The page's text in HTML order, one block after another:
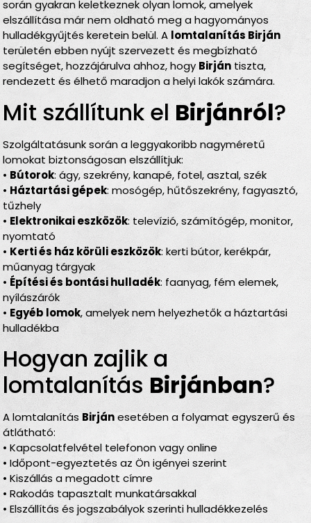
során gyakran keletkeznek olyan lomok, amelyek
elszállítása már nem oldható meg a hagyományos
hulladékgyűjtés keretein belül. A lomtalanítás Birján
területén ebben nyújt szervezett és megbízható
segítséget, hozzájárulva ahhoz, hogy Birján tiszta,
rendezett és élhető maradjon a helyi lakók számára.
Mit szállítunk el Birjánról?
Szolgáltatásunk során a leggyakoribb nagyméretű
lomokat biztonságosan elszállítjuk:
• Bútorok: ágy, szekrény, kanapé, fotel, asztal, szék
• Háztartási gépek: mosógép, hűtőszekrény, fagyasztó,
tűzhely
• Elektronikai eszközök: televízió, számítógép, monitor,
nyomtató
• Kerti és ház körüli eszközök: kerti bútor, kerékpár,
műanyag tárgyak
• Építési és bontási hulladék: faanyag, fém elemek,
nyílászárók
• Egyéb lomok, amelyek nem helyezhetők a háztartási
hulladékba
Hogyan zajlik a
lomtalanítás Birjánban?
A lomtalanítás Birjánesetében a folyamat egyszerű és
átlátható:
• Kapcsolatfelvétel telefonon vagy online
• Időpont-egyeztetés az Ön igényei szerint
• Kiszállás a megadott címre
• Rakodás tapasztalt munkatársakkal
• Elszállítás és jogszabályok szerinti hulladékkezelés